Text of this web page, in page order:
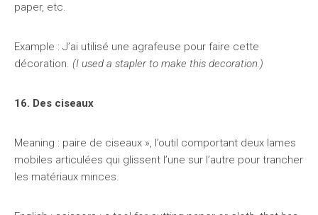
paper, etc.
Example : J’ai utilisé une agrafeuse pour faire cette
décoration. (I used a stapler to make this decoration.)
16. Des ciseaux
Meaning : paire de ciseaux », l’outil comportant deux lames
mobiles articulées qui glissent l’une sur l’autre pour trancher
les matériaux minces.